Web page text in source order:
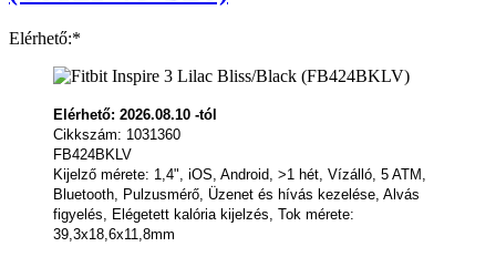
Elérhető:*
Elérhető: 2026.08.10 -tól
Cikkszám: 1031360
FB424BKLV
Kijelző mérete: 1,4", iOS, Android, >1 hét, Vízálló, 5 ATM,
Bluetooth, Pulzusmérő, Üzenet és hívás kezelése, Alvás
figyelés, Elégetett kalória kijelzés, Tok mérete:
39,3x18,6x11,8mm